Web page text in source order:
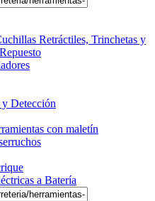
Retráctiles, Trinchetas y
Detección
con maletín
a Batería